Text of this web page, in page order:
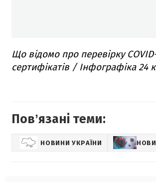
Що відомо про перевірку
сертифікатів / Інфографіка 24
Повʼязані теми:
НОВИНИ УКРАЇНИ